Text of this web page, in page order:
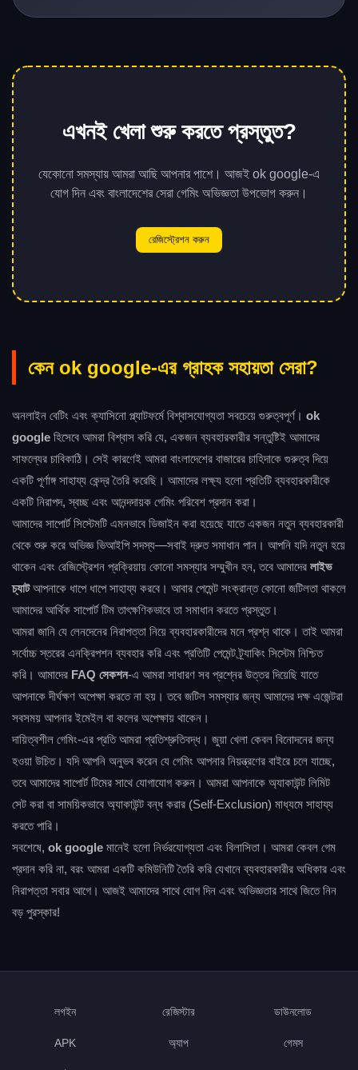
এখনই খেলা শুরু করতে প্রস্তুত?
যেকোনো সমস্যায় আমরা আছি আপনার পাশে। আজই ok google-এ
যোগ দিন এবং বাংলাদেশের সেরা গেমিং অভিজ্ঞতা উপভোগ করুন।
রেজিস্ট্রেশন করুন
কেন ok google-এর গ্রাহক সহায়তা সেরা?
অনলাইন বেটিং এবং ক্যাসিনো প্ল্যাটফর্মে বিশ্বাসযোগ্যতা সবচেয়ে গুরুত্বপূর্ণ। ok
google হিসেবে আমরা বিশ্বাস করি যে, একজন ব্যবহারকারীর সন্তুষ্টিই আমাদের
সাফল্যের চাবিকাঠি। সেই কারণেই আমরা বাংলাদেশের বাজারের চাহিদাকে গুরুত্ব দিয়ে
একটি পূর্ণাঙ্গ সাহায্য কেন্দ্র তৈরি করেছি। আমাদের লক্ষ্য হলো প্রতিটি ব্যবহারকারীকে
একটি নিরাপদ, স্বচ্ছ এবং আনন্দদায়ক গেমিং পরিবেশ প্রদান করা।
আমাদের সাপোর্ট সিস্টেমটি এমনভাবে ডিজাইন করা হয়েছে যাতে একজন নতুন ব্যবহারকারী
থেকে শুরু করে অভিজ্ঞ ভিআইপি সদস্য—সবাই দ্রুত সমাধান পান। আপনি যদি নতুন হয়ে
থাকেন এবং রেজিস্ট্রেশন প্রক্রিয়ায় কোনো সমস্যার সম্মুখীন হন, তবে আমাদের লাইভ
চ্যাটআপনাকে ধাপে ধাপে সাহায্য করবে। আবার পেমেন্ট সংক্রান্ত কোনো জটিলতা থাকলে
আমাদের আর্থিক সাপোর্ট টিম তাৎক্ষণিকভাবে তা সমাধান করতে প্রস্তুত।
আমরা জানি যে লেনদেনের নিরাপত্তা নিয়ে ব্যবহারকারীদের মনে প্রশ্ন থাকে। তাই আমরা
সর্বোচ্চ স্তরের এনক্রিপশন ব্যবহার করি এবং প্রতিটি পেমেন্ট ট্র্যাকিং সিস্টেম নিশ্চিত
করি। আমাদের FAQ সেকশন-এ আমরা সাধারণ সব প্রশ্নের উত্তর দিয়েছি যাতে
আপনাকে দীর্ঘক্ষণ অপেক্ষা করতে না হয়। তবে জটিল সমস্যার জন্য আমাদের দক্ষ এজেন্টরা
সবসময় আপনার ইমেইল বা কলের অপেক্ষায় থাকেন।
দায়িত্বশীল গেমিং-এর প্রতি আমরা প্রতিশ্রুতিবদ্ধ। জুয়া খেলা কেবল বিনোদনের জন্য
হওয়া উচিত। যদি আপনি অনুভব করেন যে গেমিং আপনার নিয়ন্ত্রণের বাইরে চলে যাচ্ছে,
তবে আমাদের সাপোর্ট টিমের সাথে যোগাযোগ করুন। আমরা আপনাকে অ্যাকাউন্ট লিমিট
সেট করা বা সাময়িকভাবে অ্যাকাউন্ট বন্ধ করার (Self-Exclusion) মাধ্যমে সাহায্য
করতে পারি।
সবশেষে, ok google মানেই হলো নির্ভরযোগ্যতা এবং বিলাসিতা। আমরা কেবল গেম
প্রদান করি না, বরং আমরা একটি কমিউনিটি তৈরি করি যেখানে ব্যবহারকারীর অধিকার এবং
নিরাপত্তা সবার আগে। আজই আমাদের সাথে যোগ দিন এবং অভিজ্ঞতার সাথে জিতে নিন
বড় পুরস্কার!
লগইন রেজিস্টার ডাউনলোড
APK অ্যাপ গেমস